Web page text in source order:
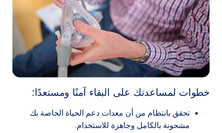
خطوات لمساعدتك على البقاء آمنًا ومستعدًا:
تحقق بانتظام من أن معدات دعم الحياة الخاصة بك
مشحونة بالكامل وجاهزة للاستخدام.